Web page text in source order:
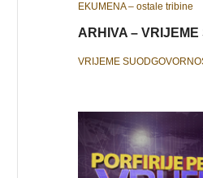
EKUMENA – ostale tribine
ARHIVA – VRIJEME
VRIJEME